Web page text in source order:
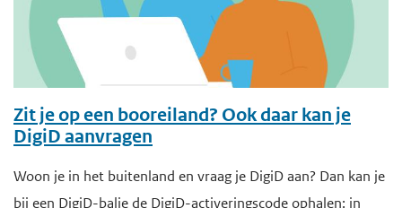
Zit je op een booreiland? Ook daar kan je
DigiD aanvragen
Woon je in het buitenland en vraag je DigiD aan? Dan kan je
bij een DigiD-balie de DigiD-activeringscode ophalen: in